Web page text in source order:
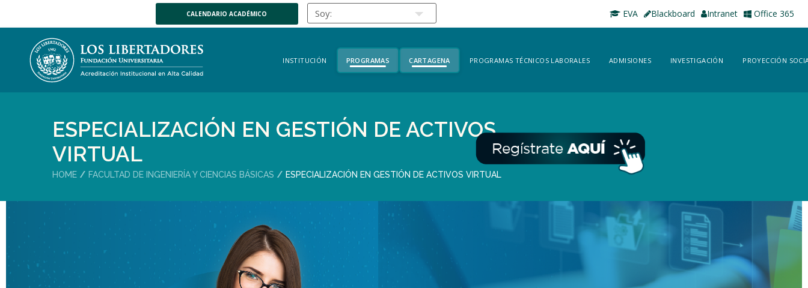
CALENDARIO ACADÉMICO EVA Blackboard Intranet Office 365
INSTITUCIÓN PROGRAMAS CARTAGENA PROGRAMAS TÉCNICOS LABORALES ADMISIONES INVESTIGACIÓN PROYECCIÓN
ESPECIALIZACIÓN EN GESTIÓN DE ACTIVOS
VIRTUAL
HOME FACULTAD DE INGENIERÍA Y CIENCIAS BÁSICAS ESPECIALIZACIÓN EN GESTIÓN DE ACTIVOS VIRTUAL